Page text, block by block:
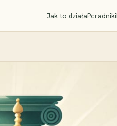
Jak to działaPoradniki